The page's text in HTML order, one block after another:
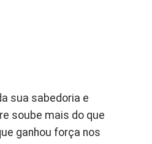
sua sabedoria e
soube mais do que
ganhou força nos